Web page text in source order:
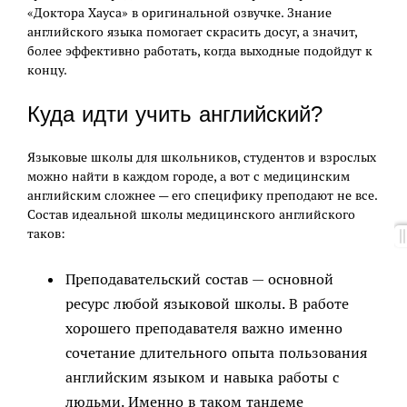
«Доктора Хауса» в оригинальной озвучке. Знание
английского языка помогает скрасить досуг, а значит,
более эффективно работать, когда выходные подойдут к
концу.
Куда идти учить английский?
Языковые школы для школьников, студентов и взрослых
можно найти в каждом городе, а вот с медицинским
английским сложнее — его специфику преподают не все.
Состав идеальной школы медицинского английского
таков:
Преподавательский состав — основной
ресурс любой языковой школы. В работе
хорошего преподавателя важно именно
сочетание длительного опыта пользования
английским языком и навыка работы с
людьми. Именно в таком тандеме